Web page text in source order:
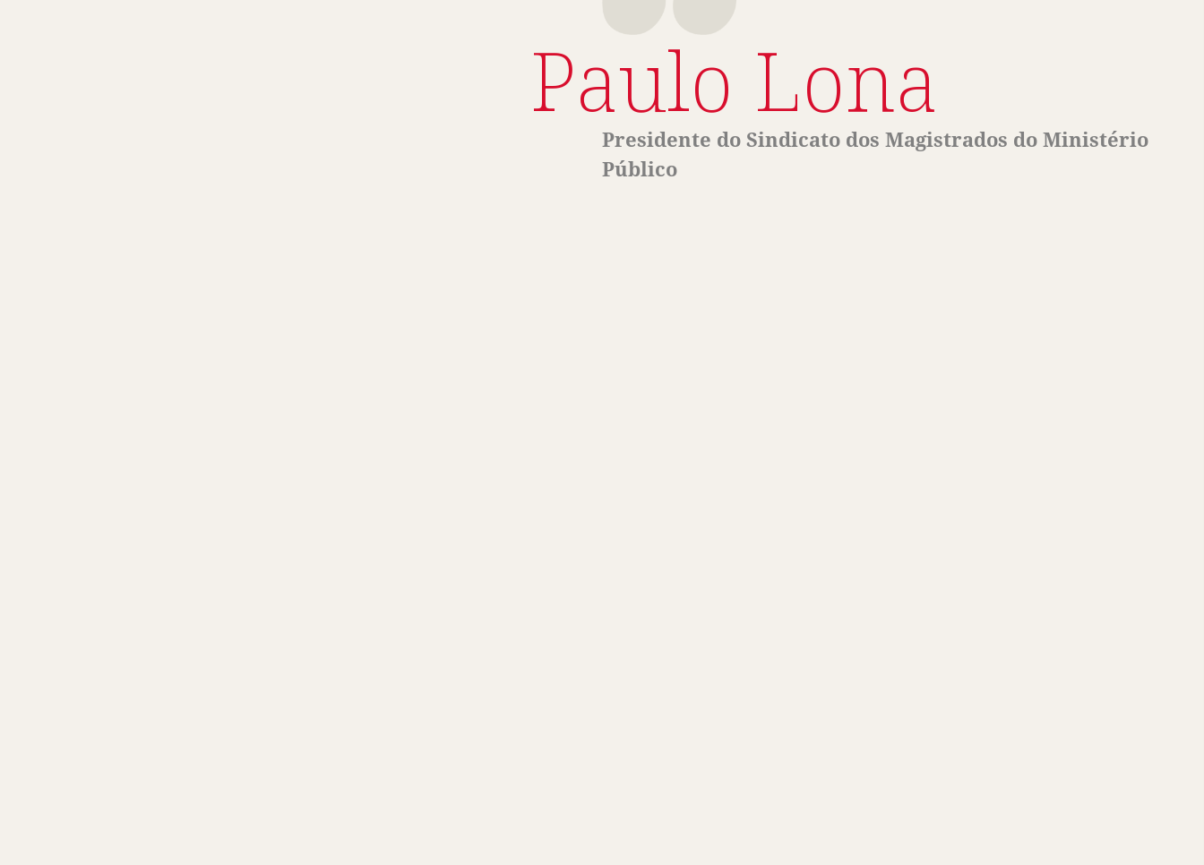
Paulo Lona
Presidente do Sindicato dos Magistrados do Ministério
Público